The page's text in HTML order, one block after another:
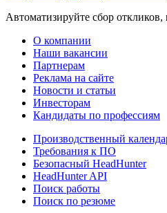
Автоматизируйте сбор откликов,
О компании
Наши вакансии
Партнерам
Реклама на сайте
Новости и статьи
Инвесторам
Кандидаты по профессиям
Производственный
Требования к ПО
Безопасный HeadHunter
HeadHunter API
Поиск работы
Поиск по резюме